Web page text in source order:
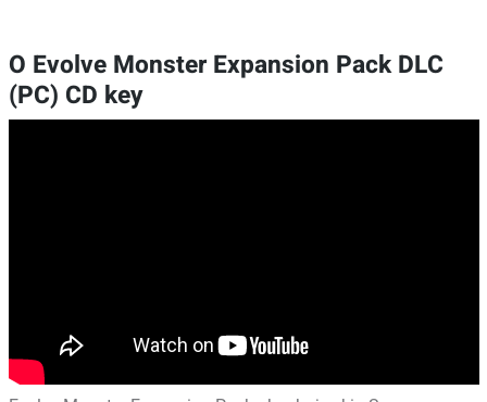
O Evolve Monster Expansion Pack DLC
(PC) CD key